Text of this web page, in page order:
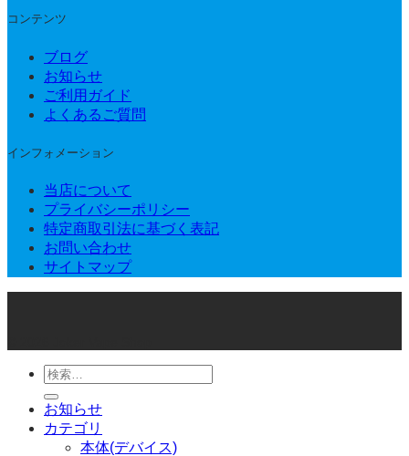
コンテンツ
ブログ
お知らせ
ご利用ガイド
よくあるご質問
インフォメーション
当店について
プライバシーポリシー
特定商取引法に基づく表記
お問い合わせ
サイトマップ
検
索
対
象:
お知らせ
カテゴリ
本体(デバイス)